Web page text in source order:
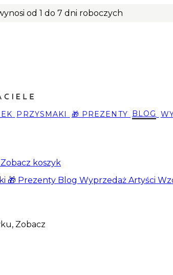
od 1 do 7 dni roboczych
PRZYSMAKI 🎁 PREZENTY BLOG
koszyk
🎁 Prezenty Blog Wyprzedaż Artyści
Zobacz